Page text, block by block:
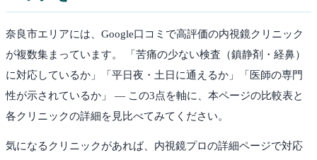
奈良市エリアには、Google口コミで高評価の内視鏡クリニック
が複数集まっています。 「苦痛の少ない検査（鎮静剤・経鼻）
に対応しているか」「平日夜・土日に通えるか」「医師の専門
性が示されているか」 — この3点を軸に、本ページの比較表と
各クリニックの詳細を見比べてみてください。
気になるクリニックがあれば、内視鏡プロの詳細ページで対応